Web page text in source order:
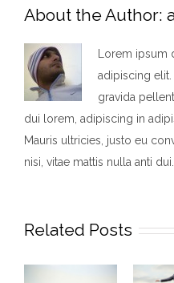
About the Author:
Lorem ipsum
adipiscing
gravida
dui lorem, adipiscing in
Mauris ultricies, justo eu
nisi, vitae mattis nulla anti dui.
Related Posts